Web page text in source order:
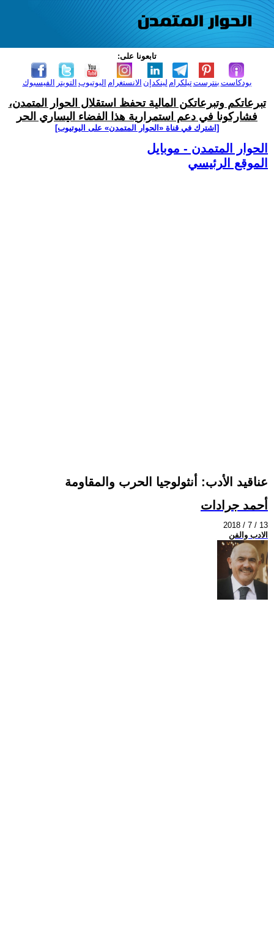
تابعونا على:
الفيسبوك التويتر اليوتيوب الانستغرام لينكدإن تيلكرامبنترست بودكاست
تبرعاتكم وتبرعاتكن المالية تحفظ استقلال الحوار المتمدن،
فشاركونا في دعم استمرارية هذا الفضاء اليساري الحر
[اشترك في قناة ‫«الحوار المتمدن» على اليوتيوب]
الحوار المتمدن - موبايل
الموقع الرئيسي
عناقيد الأدب: أنثولوجيا الحرب والمقاومة
أحمد جرادات
2018 / 7 / 13
الادب والفن